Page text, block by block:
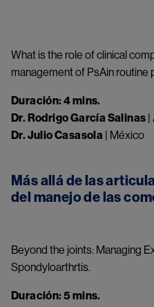
What is the role of clinical
management of PsAin routine
Duración: 4 mins.
Dr. Rodrigo García Salinas
Dr. Julio Casasola
| México
Más allá de las
del manejo de las
Beyond the joints: Managing
Spondyloarthrtis.
Duración: 5 mins.